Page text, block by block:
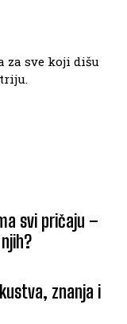
sve koji dišu
svi pričaju –
znanja i